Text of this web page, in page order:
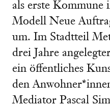
als erste Kommune
Modell Neue
um. Im Stadtteil
drei Jahre
ein öffentliches
den
Mediator Pascal